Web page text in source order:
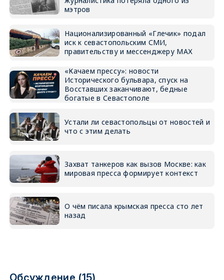
мэтров
Национализированный «Глечик» подал
иск к севастопольским СМИ,
правительству и мессенджеру МАХ
«Качаем прессу»: новости
Исторического бульвара, спуск на
Восставших заканчивают, бедные
богатые в Севастополе
Устали ли севастопольцы от новостей и
что с этим делать
Захват танкеров как вызов Москве: как
мировая пресса формирует контекст
О чём писала крымская пресса сто лет
назад
Обсуждение (15)